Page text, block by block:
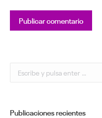
Publicar comentario
Buscar:
Publicaciones recientes